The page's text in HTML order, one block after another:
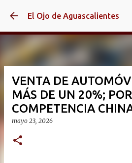
Ir al contenido
El Ojo de Aguascalientes
VENTA DE
MÁS DE UN 20%; POR
COMPETENCIA
mayo 23, 2026